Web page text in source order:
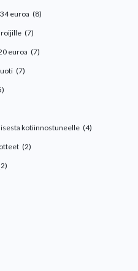
euroa (8)
(7)
euroa (7)
(7)
kotiinnostuneelle (4)
(2)